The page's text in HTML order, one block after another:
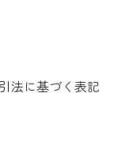
法に基づく表記